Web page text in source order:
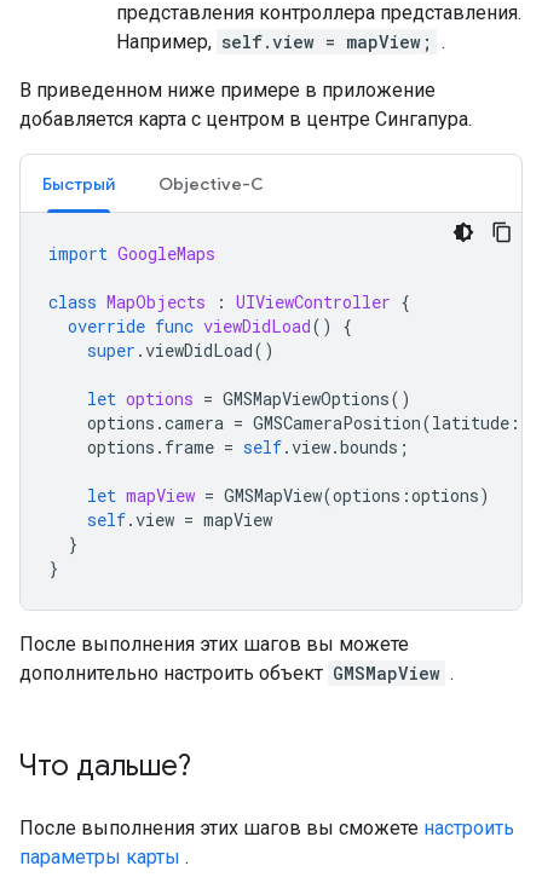
представления контроллера представления.
Например, self.view = mapView; .
В приведенном ниже примере в приложение
добавляется карта с центром в центре Сингапура.
Быстрый Objective-C
import GoogleMaps
class MapObjects : UIViewController {
override func viewDidLoad()
{
super .viewDidLoad()
let options = GMSMapViewOptions()
options .camera = GMSCameraPosition(latitude :
options . frame = self.view.bounds ;
let mapView = GMSMapView(options :options)
self.view = mapView
}
}
После выполнения этих шагов вы можете
дополнительно настроить объект GMSMapView .
Что дальше?
После выполнения этих шагов вы сможете настроить
параметры карты .